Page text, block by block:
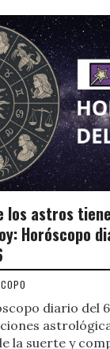
los astros
Horóscopo
diario del
la suerte y